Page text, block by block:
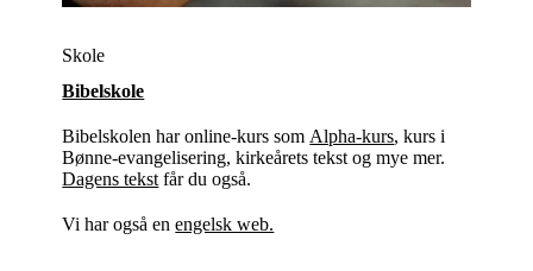
Skole
Bibelskole
Bibelskolen har online-kurs som Alpha-kurs, kurs i
Bønne-evangelisering, kirkeårets tekst og mye mer.
Dagens tekst får du også.
Vi har også enengelsk web.